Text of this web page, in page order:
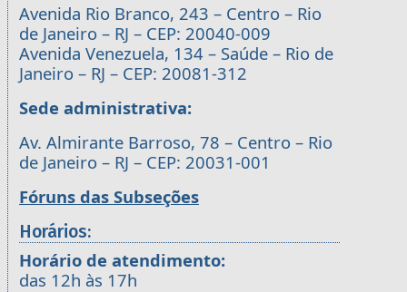
Avenida Rio Branco, 243 – Centro – Rio
de Janeiro – RJ – CEP: 20040-009
Avenida Venezuela, 134 – Saúde – Rio de
Janeiro – RJ – CEP: 20081-312
Sede administrativa:
Av. Almirante Barroso, 78 – Centro – Rio
de Janeiro – RJ – CEP: 20031-001
Fóruns das Subseções
Horários:
Horário de atendimento:
das 12h às 17h